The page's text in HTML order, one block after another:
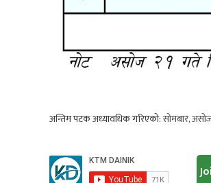
अन्तिम पटक अध्यावधिक गरिएको:सोमबार,